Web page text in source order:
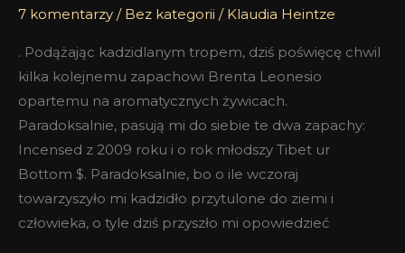
7 komentarzy / Bez kategorii / Klaudia Heintze
. Podążając kadzidlanym tropem, dziś poświęcę chwil
kilka kolejnemu zapachowi Brenta Leonesio
opartemu na aromatycznych żywicach.
Paradoksalnie, pasują mi do siebie te dwa zapachy:
Incensed z 2009 roku i o rok młodszy Tibet ur
Bottom $. Paradoksalnie, bo o ile wczoraj
towarzyszyło mi kadzidło przytulone do ziemi i
człowieka, o tyle dziś przyszło mi opowiedzieć